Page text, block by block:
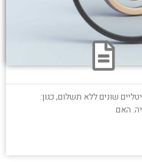
שונים ללא תשלום, כגון:
האם